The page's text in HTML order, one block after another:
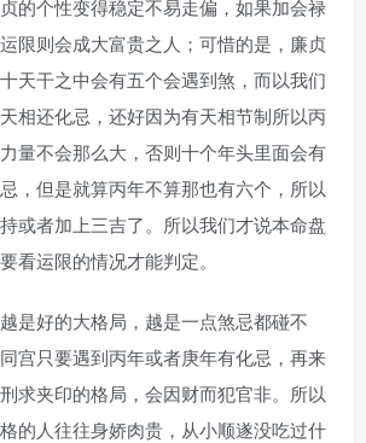
的个性变得稳定不易走偏，如果加会禄
限则会成大富贵之人；可惜的是，廉贞
天干之中会有五个会遇到煞，而以我们
相还化忌，还好因为有天相节制所以丙
量不会那么大，否则十个年头里面会有
，但是就算丙年不算那也有六个，所以
或者加上三吉了。所以我们才说本命盘
看运限的情况才能判定。
是好的大格局，越是一点煞忌都碰不
宫只要遇到丙年或者庚年有化忌，再来
求夹印的格局，会因财而犯官非。所以
的人往往身娇肉贵，从小顺遂没吃过什